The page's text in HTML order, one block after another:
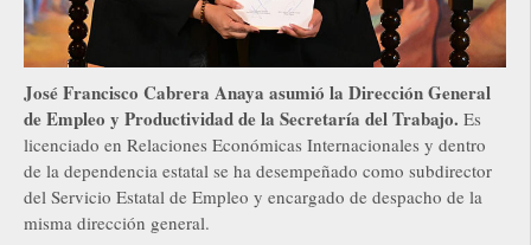
José Francisco Cabrera Anaya asumió la Dirección General
de Empleo y Productividad de la Secretaría del Trabajo. Es
licenciado en Relaciones Económicas Internacionales y dentro
de la dependencia estatal se ha desempeñado como subdirector
del Servicio Estatal de Empleo y encargado de despacho de la
misma dirección general.